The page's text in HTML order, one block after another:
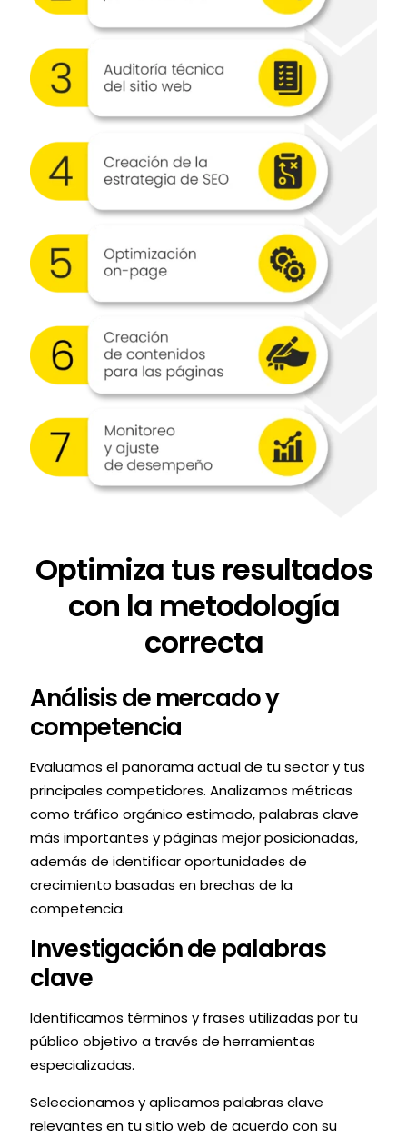
Optimiza tus resultados
con la metodología
correcta
Análisis de mercado y
competencia
Evaluamos el panorama actual de tu sector y tus
principales competidores. Analizamos métricas
como tráfico orgánico estimado, palabras clave
más importantes y páginas mejor posicionadas,
además de identificar oportunidades de
crecimiento basadas en brechas de la
competencia.
Investigación de palabras
clave
Identificamos términos y frases utilizadas por tu
público objetivo a través de herramientas
especializadas.
Seleccionamos y aplicamos palabras clave
relevantes en tu sitio web de acuerdo con su